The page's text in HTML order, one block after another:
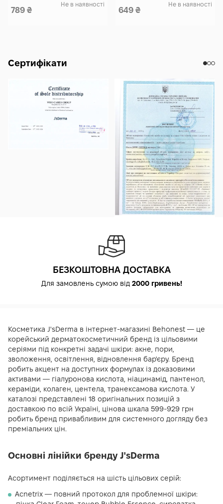
789 ₴
Не в наявності
649 ₴
Не в наявності
Сертифікати
БЕЗКОШТОВНА ДОСТАВКА
Для замовлень сумою від 2000 гривень!
Косметика J'sDerma в інтернет-магазині Behonest — це
корейський дерматокосметичний бренд із цільовими
серіями під конкретні задачі шкіри: акне, пори,
зволоження, освітлення, відновлення бар'єру. Бренд
робить акцент на доступних формулах із доказовими
активами — гіалуронова кислота, ніацинамід, пантенол,
кераміди, колаген, центела, транексамова кислота. У
каталозі представлені 18 оригінальних позицій з
доставкою по всій Україні, цінова шкала 599-929 грн
робить бренд привабливим для системного догляду без
преміальних цін.
Основні лінійки бренду J'sDerma
Асортимент поділяється на шість цільових серій:
Acnetrix — повний протокол для проблемної шкіри: